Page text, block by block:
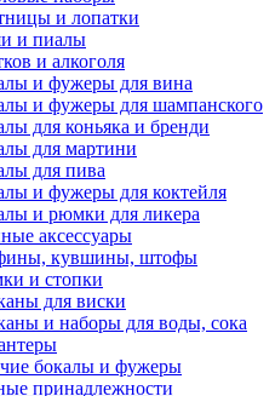
и лопатки
и пиалы
и алкоголя
и фужеры для вина
и фужеры для шампанского
для коньяка и бренди
для мартини
для пива
и фужеры для коктейля
и рюмки для ликера
аксессуары
кувшины, штофы
и стопки
для виски
и наборы для воды, сока
бокалы и фужеры
принадлежности